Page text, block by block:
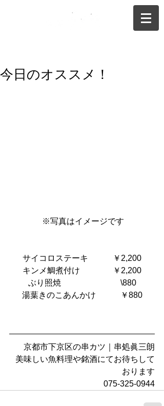
今日のオススメ！
※写真はイメージです
サイコロステーキ　        ￥2,200
キンメ鯛煮付け　　        ￥2,200
ぶり照焼                    　　 \880
湯葉きのこあんかけ      　  ￥880
京都市下京区の串カツ｜串処眞三朗
美味しい魚料理や銘酒にてお待ちして
おります
075-325-0944